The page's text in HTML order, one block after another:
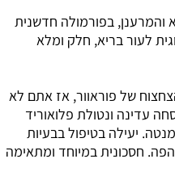
והמרענן, בפורמולה חדשנית
לעור בריא, חלק ומלא
של פוראוור, אז אתם לא
עדינה ונטולת פלואוריד
יעילה בטיפול בבעיות
הפה. חסכונית במיוחד ומתאימה